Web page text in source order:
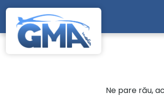
Mergi direct la conținutul principal
Ne pare rău,